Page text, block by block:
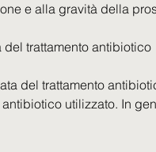
e alla gravità della
del trattamento antibiotico
del trattamento
utilizzato. In